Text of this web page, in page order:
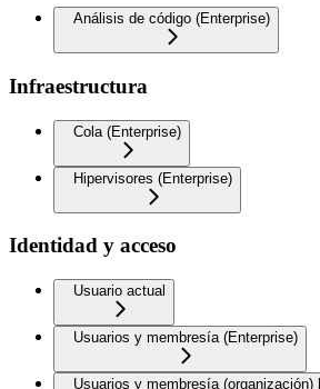
Análisis de código (Enterprise)
Infraestructura
Cola (Enterprise)
Hipervisores (Enterprise)
Identidad y acceso
Usuario actual
Usuarios y membresía (Enterprise)
Usuarios y membresía (organización)